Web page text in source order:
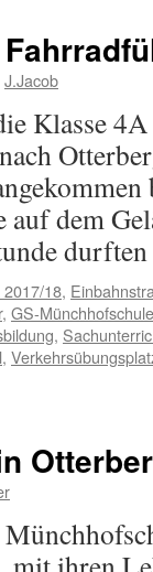
J.Jacob
Klasse
dem
2017/18,
, GS-Münchhofschule
,
,